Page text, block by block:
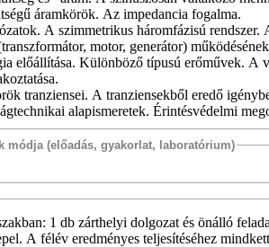
áramkörök. Az impedancia fogalma.
A szimmetrikus háromfázisú rendszer.
motor, generátor)
előállítása. Különböző típusú erőművek. A
tranziensei. A tranziensekből eredő
alapismeretek. Érintésvédelmi
módja (előadás, gyakorlat, laboratórium)
1 db zárthelyi dolgozat és önálló
A félév eredményes teljesítéséhez